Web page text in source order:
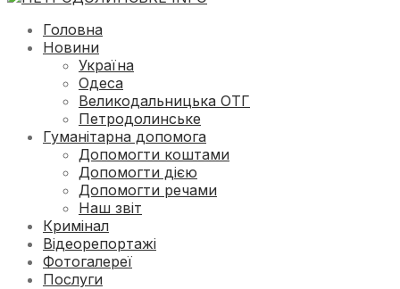
Головна
Новини
Україна
Одеса
Великодальницька ОТГ
Петродолинське
Гуманітарна допомога
Допомогти коштами
Допомогти дією
Допомогти речами
Наш звіт
Кримінал
Відеорепортажі
Фотогалереї
Послуги